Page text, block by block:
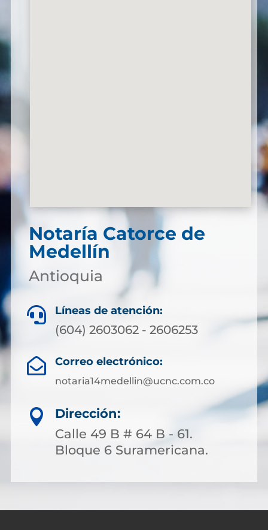
Notaría Catorce de
Medellín
Antioquia
 Líneas de atención:
(604) 2603062 - 2606253
 Correo electrónico:
notaria14medellin@ucnc.com.co

Dirección:
Calle 49 B # 64 B - 61.
Bloque 6 Suramericana.